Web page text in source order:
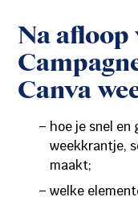
Na afloop
Canva
hoe je snel
weekkrantje,
maakt;
welke